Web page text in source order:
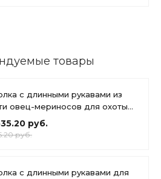
товары
с длинными рукавами из
овец-мериносов для охоты
Cloud Blue Jay Basics
руб.
руб.
с длинными рукавами для